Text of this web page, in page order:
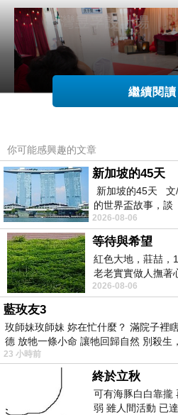
繼續閱讀
你可能感興趣的文章
新加坡的45天
新加坡的45天
的世界盃故事，談
2026-08-06
等待與希望
紅色大地，莊喆，
老老實實做人撫著
向裂隙的亮處探索
2026-08-06
藍玫友3
玫師妹玫師妹 妳在忙什麼？ 滿院子裡
德 放牠一條小命 讓牠回歸自然 別殺生
23 小時前
終於立秋
可有海豚白白靠攏
弱 雖人間活動 已